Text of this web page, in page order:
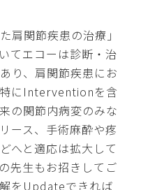
肩関節疾患の治療」
てエコーは診断・治
り、肩関節疾患にお
にInterventionを含
の関節内病変のみな
ース、手術麻酔や疼
へと適応は拡大して
先生もお招きしてご
をUpdateできれば